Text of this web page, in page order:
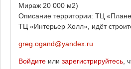
Мираж 20 000 м2)
Описание территории: ТЦ
ТЦ «Интерьер Холл», идёт
greg.ogand@yandex.ru
Войдите или зарегистрируйтесь ,